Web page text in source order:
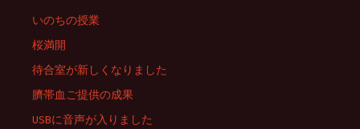
いのちの授業
桜満開
待合室が新しくなりました
臍帯血ご提供の成果
USBに音声が入りました